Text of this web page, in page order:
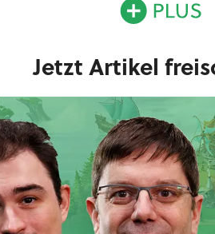
es noch einiges zu erforschen.
Jetzt Artikel